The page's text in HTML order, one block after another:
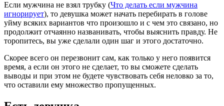
Если мужчина не взял трубку (Что делать если мужчина
игнорирует), то девушка может начать перебирать в голове
уйму всяких вариантов что произошло и с чем это связано, но
продолжит отчаянно названивать, чтобы выяснить правду. Не
торопитесь, вы уже сделали один шаг и этого достаточно.
Скорее всего он перезвонит сам, как только у него появится
время, а если он этого не сделает, то вы сможете сделать
выводы и при этом не будете чувствовать себя неловко за то,
что оставили ему множество пропущенных.